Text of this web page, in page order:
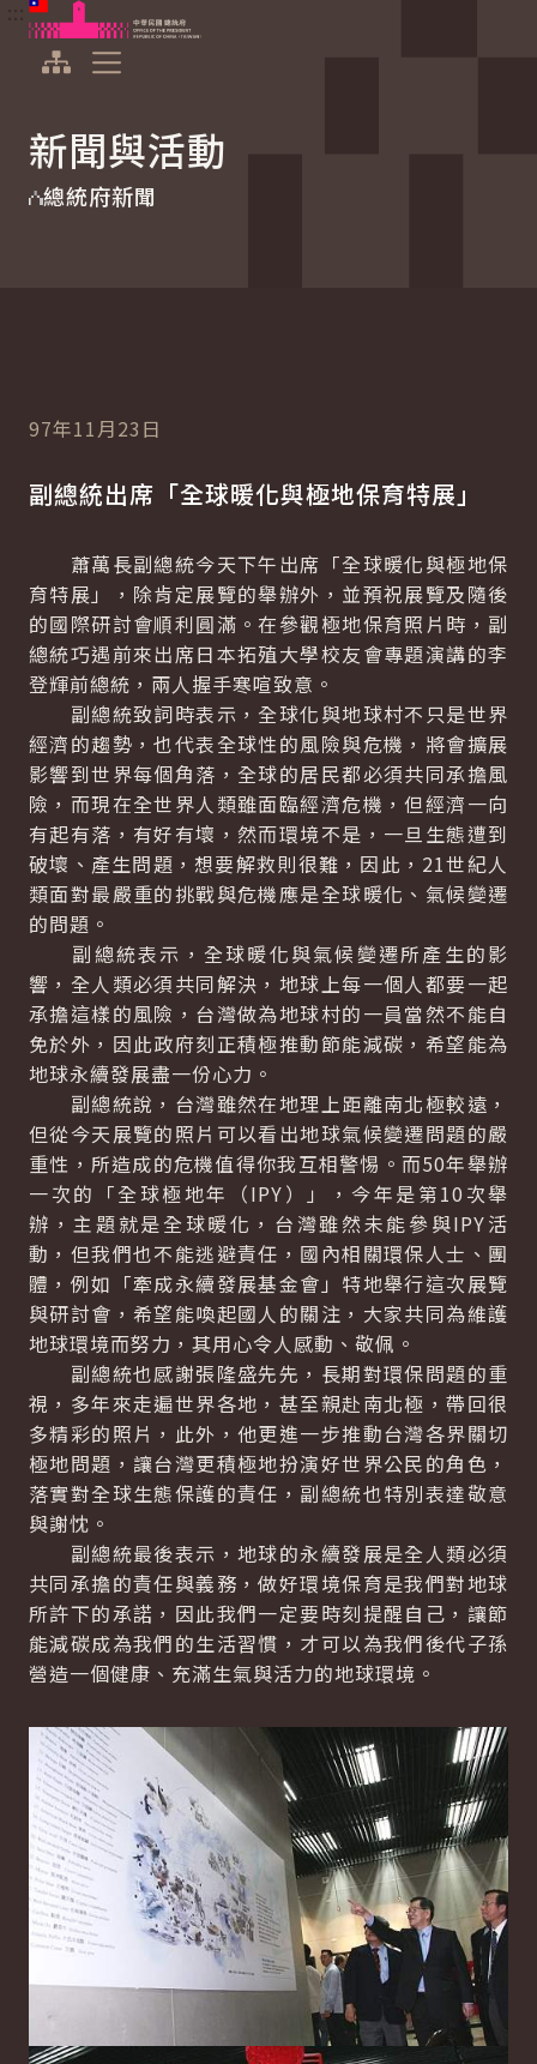
跳到主要內容
中華民國總統府
新聞與活動
總統府新聞
97年11月23日
副總統出席「全球暖化與極地保育特展」
蕭萬長副總統今天下午出席「全球暖化與極地保
育特展」，除肯定展覽的舉辦外，並預祝展覽及隨後
的國際研討會順利圓滿。在參觀極地保育照片時，副
總統巧遇前來出席日本拓殖大學校友會專題演講的李
登輝前總統，兩人握手寒喧致意。
副總統致詞時表示，全球化與地球村不只是世界
經濟的趨勢，也代表全球性的風險與危機，將會擴展
影響到世界每個角落，全球的居民都必須共同承擔風
險，而現在全世界人類雖面臨經濟危機，但經濟一向
有起有落，有好有壞，然而環境不是，一旦生態遭到
破壞、產生問題，想要解救則很難，因此，21世紀人
類面對最嚴重的挑戰與危機應是全球暖化、氣候變遷
的問題。
副總統表示，全球暖化與氣候變遷所產生的影
響，全人類必須共同解決，地球上每一個人都要一起
承擔這樣的風險，台灣做為地球村的一員當然不能自
免於外，因此政府刻正積極推動節能減碳，希望能為
地球永續發展盡一份心力。
副總統說，台灣雖然在地理上距離南北極較遠，
但從今天展覽的照片可以看出地球氣候變遷問題的嚴
重性，所造成的危機值得你我互相警惕。而50年舉辦
一次的「全球極地年（IPY）」，今年是第10次舉
辦，主題就是全球暖化，台灣雖然未能參與IPY活
動，但我們也不能逃避責任，國內相關環保人士、團
體，例如「牽成永續發展基金會」特地舉行這次展覽
與研討會，希望能喚起國人的關注，大家共同為維護
地球環境而努力，其用心令人感動、敬佩。
副總統也感謝張隆盛先先，長期對環保問題的重
視，多年來走遍世界各地，甚至親赴南北極，帶回很
多精彩的照片，此外，他更進一步推動台灣各界關切
極地問題，讓台灣更積極地扮演好世界公民的角色，
落實對全球生態保護的責任，副總統也特別表達敬意
與謝忱。
副總統最後表示，地球的永續發展是全人類必須
共同承擔的責任與義務，做好環境保育是我們對地球
所許下的承諾，因此我們一定要時刻提醒自己，讓節
能減碳成為我們的生活習慣，才可以為我們後代子孫
營造一個健康、充滿生氣與活力的地球環境。